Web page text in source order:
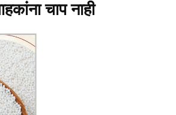
चाप नाही